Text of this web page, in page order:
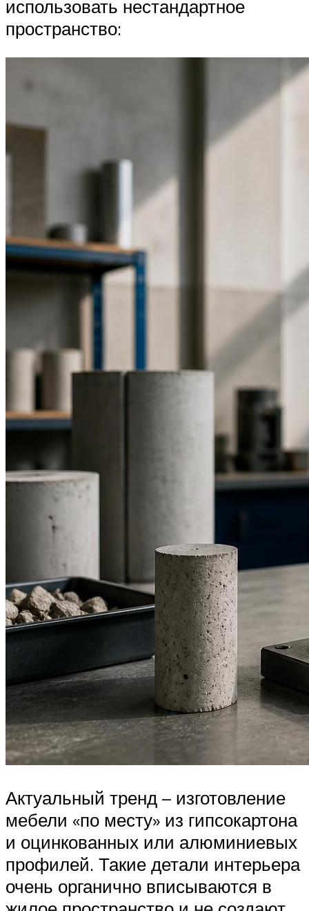
использовать нестандартное
пространство:
Актуальный тренд – изготовление
мебели «по месту» из гипсокартона
и оцинкованных или алюминиевых
профилей. Такие детали интерьера
очень органично вписываются в